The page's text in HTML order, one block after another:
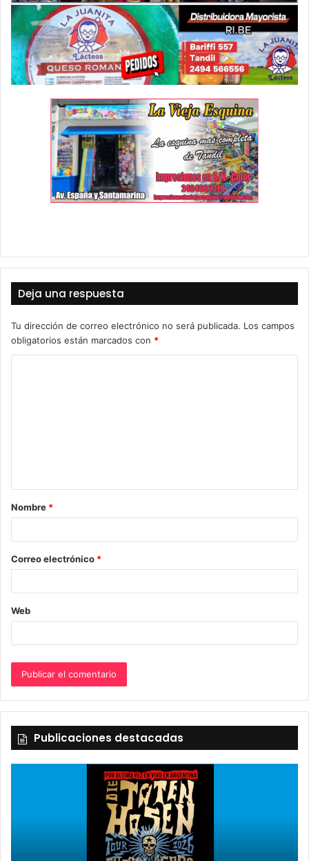
Deja una respuesta
Tu dirección de correo electrónico no será publicada. Los campos
obligatorios están marcados con *
a
r
*
Nombre *
Correo electrónico *
Web
Publicaciones destacadas
2 octubre, 2026